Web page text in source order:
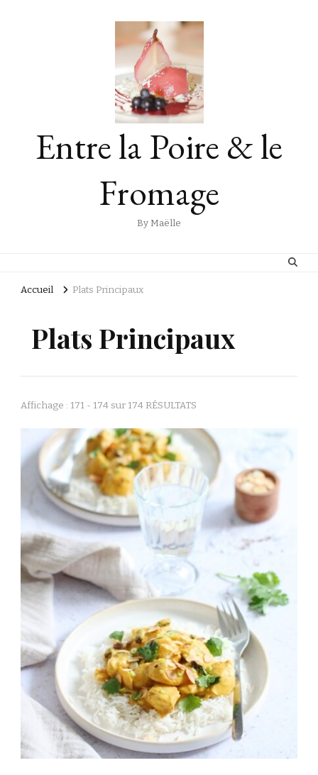
Entre la Poire & le
Fromage
By Maëlle
Accueil Plats Principaux
Plats Principaux
Affichage : 171 - 174 sur 174 RÉSULTATS